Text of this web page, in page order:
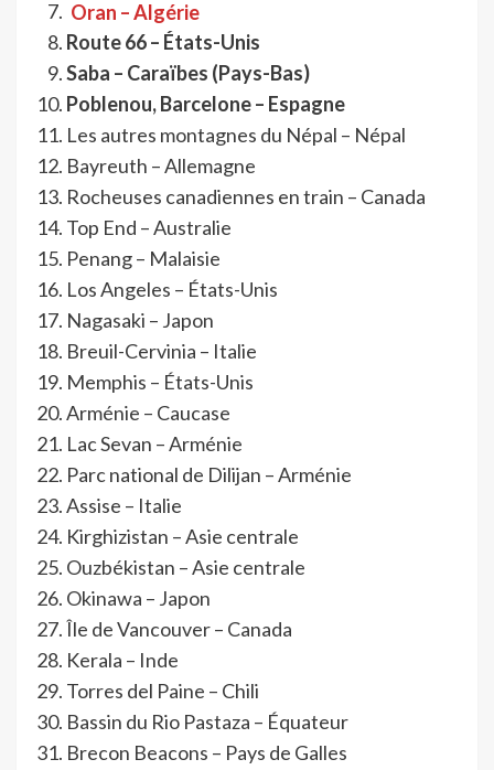
Oran – Algérie
Route 66 – États-Unis
Saba – Caraïbes (Pays-Bas)
Poblenou, Barcelone – Espagne
Les autres montagnes du Népal – Népal
Bayreuth – Allemagne
Rocheuses canadiennes en train – Canada
Top End – Australie
Penang – Malaisie
Los Angeles – États-Unis
Nagasaki – Japon
Breuil-Cervinia – Italie
Memphis – États-Unis
Arménie – Caucase
Lac Sevan – Arménie
Parc national de Dilijan – Arménie
Assise – Italie
Kirghizistan – Asie centrale
Ouzbékistan – Asie centrale
Okinawa – Japon
Île de Vancouver – Canada
Kerala – Inde
Torres del Paine – Chili
Bassin du Rio Pastaza – Équateur
Brecon Beacons – Pays de Galles